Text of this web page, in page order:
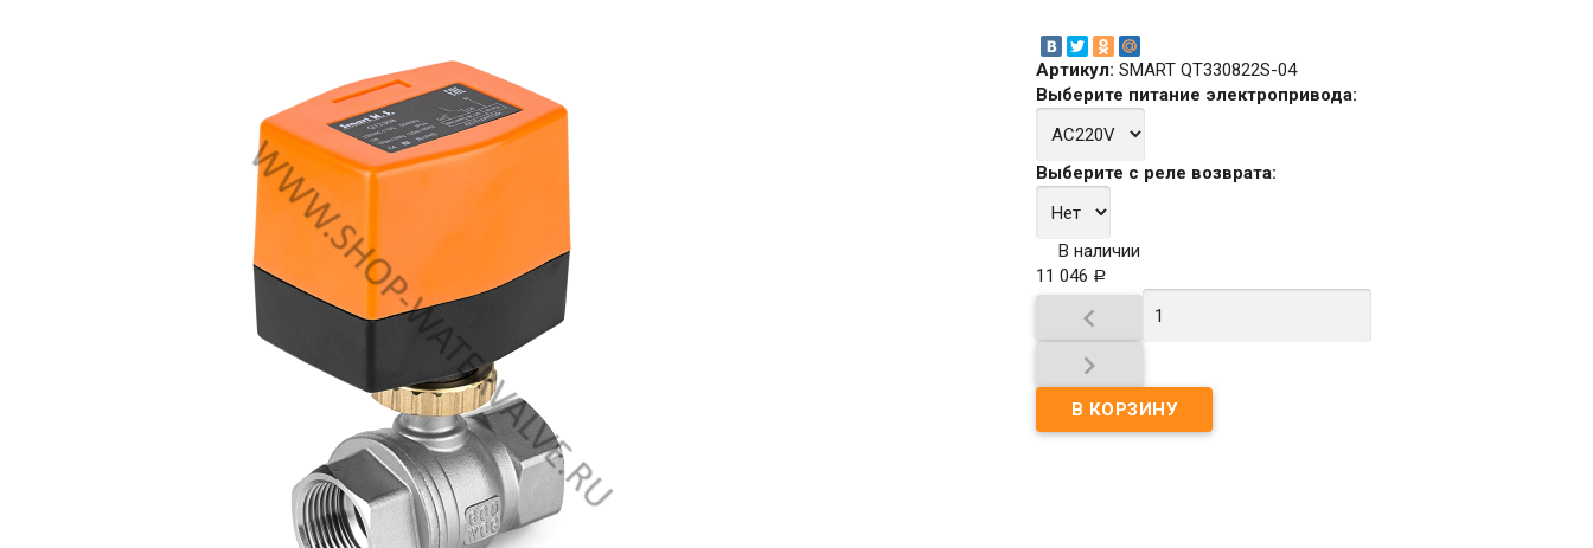
Артикул: SMART QT330822S-04
Выберите питание электропривода:
Выберите с реле возврата:
В наличии
11 046 Р

